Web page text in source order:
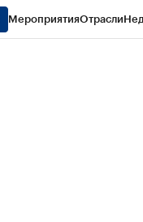
МероприятияОтрасли